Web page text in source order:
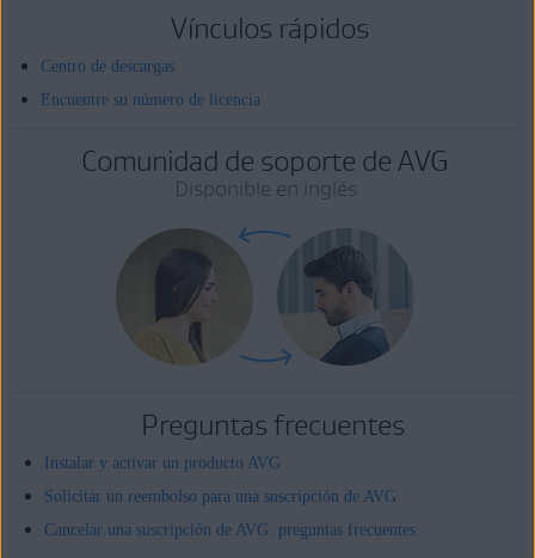
Vínculos rápidos
Centro de descargas
Encuentre su número de licencia
Comunidad de soporte de AVG
Disponible en inglés
Preguntas frecuentes
Instalar y activar un producto AVG
Solicitar un reembolso para una suscripción de AVG
Cancelar una suscripción de AVG: preguntas frecuentes